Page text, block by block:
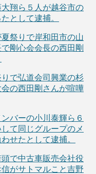
翔ら５人が越谷市の
として逮捕。
祭りで岸和田市の山
剛心会会長の西田剛
で弘道会司興業の杉
の西田剛さんが喧嘩
バーの小川泰輝ら６
て同じグループのメ
せたとして逮捕。
で中古車販売会社役
がサトマルこと吉野